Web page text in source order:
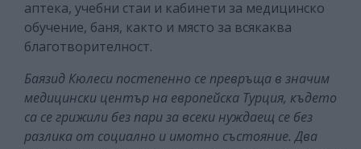
аптека, учебни стаи и кабинети за медицинско
обучение, баня, както и място за всякаква
благотворителност.
Баязид Кюлеси постепенно се превръща в значим
медицински център на европейска Турция, където
са се грижили без пари за всеки нуждаещ се без
разлика от социално и имотно състояние. Два